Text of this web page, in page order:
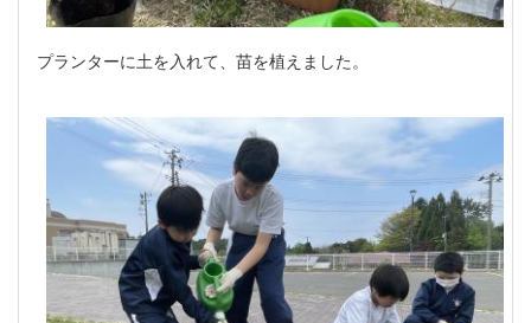
プランターに土を入れて、苗を植えました。